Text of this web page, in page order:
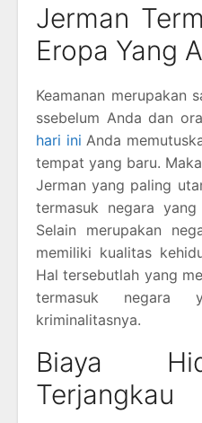
Jerman
Eropa Yang
Keamanan merupakan
ssebelum Anda dan
hari ini Anda
tempat yang baru.
Jerman yang paling
termasuk negara
Selain merupakan
memiliki kualitas
Hal tersebutlah yang
termasuk negara
kriminalitasnya.
Biaya
Terjangkau